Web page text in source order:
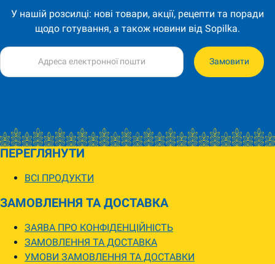
У нашій розсилці: нові товари, акції, рецепти та поради
щодо готування, а також новини від Sopilka.
Замовити
ПЕРЕГЛЯНУТИ
ВСІ ПРОДУКТИ
ЗАМОВЛЕННЯ ТА ДОСТАВКА
ЗАЯВА ПРО КОНФІДЕНЦІЙНІСТЬ
ЗАМОВЛЕННЯ ТА ДОСТАВКА
УМОВИ ЗАМОВЛЕННЯ ТА ДОСТАВКИ